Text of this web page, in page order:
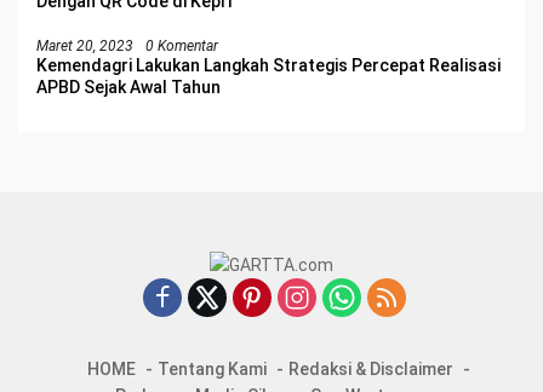
Maret 20, 2023 0 Komentar
Kemendagri Lakukan Langkah Strategis Percepat Realisasi
APBD Sejak Awal Tahun
HOME Tentang Kami
Redaksi & Disclaimer